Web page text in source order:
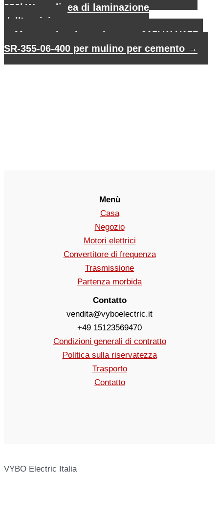
280kW per linea di laminazione
dell'acciaio
Motore elettrico asincrono 315kW H17R-
SR-355-06-400 per mulino per cemento →
Menù
Casa
Negozio
Motori elettrici
Convertitore di frequenza
Trasmissione
Partenza morbida
Contatto
vendita@vyboelectric.it
+49 15123569470
Condizioni generali di contratto
Politica sulla riservatezza
Trasporto
Contatto
VYBO Electric Italia